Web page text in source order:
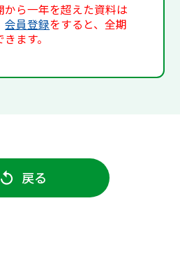
ら一年を超えた資料は
会員登録をすると、全期
ます。
戻る